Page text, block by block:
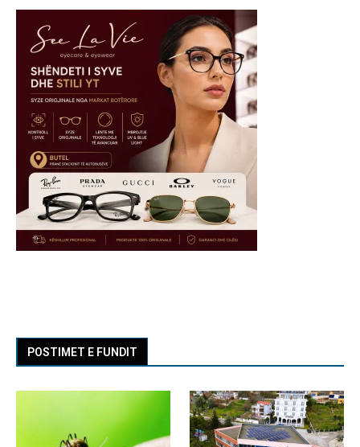
POSTIMET E FUNDIT